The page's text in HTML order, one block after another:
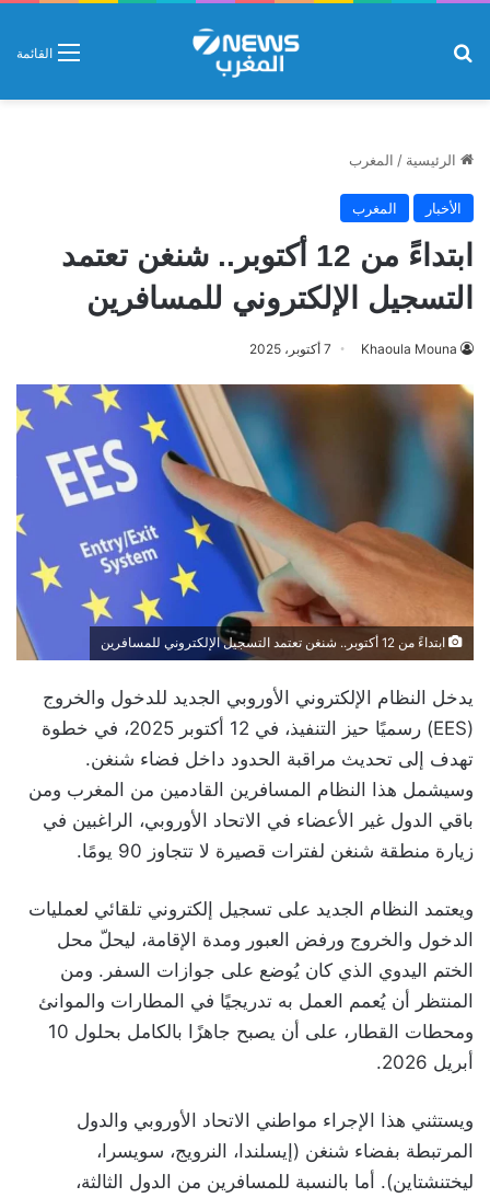
القائمة
الرئيسية / المغرب
الأخبار المغرب
ابتداءً من 12 أكتوبر.. شنغن تعتمد
التسجيل الإلكتروني للمسافرين
Khaoula Mouna 7 أكتوبر، 2025
ابتداءً من 12 أكتوبر.. شنغن تعتمد التسجيل الإلكتروني للمسافرين
يدخل النظام الإلكتروني الأوروبي الجديد للدخول والخروج
(EES) رسميًا حيز التنفيذ، في 12 أكتوبر 2025، في خطوة
تهدف إلى تحديث مراقبة الحدود داخل فضاء شنغن.
وسيشمل هذا النظام المسافرين القادمين من المغرب ومن
باقي الدول غير الأعضاء في الاتحاد الأوروبي، الراغبين في
زيارة منطقة شنغن لفترات قصيرة لا تتجاوز 90 يومًا.
ويعتمد النظام الجديد على تسجيل إلكتروني تلقائي لعمليات
الدخول والخروج ورفض العبور ومدة الإقامة، ليحلّ محل
الختم اليدوي الذي كان يُوضع على جوازات السفر. ومن
المنتظر أن يُعمم العمل به تدريجيًا في المطارات والموانئ
ومحطات القطار، على أن يصبح جاهزًا بالكامل بحلول 10
أبريل 2026.
ويستثني هذا الإجراء مواطني الاتحاد الأوروبي والدول
المرتبطة بفضاء شنغن (إيسلندا، النرويج، سويسرا،
ليختنشتاين). أما بالنسبة للمسافرين من الدول الثالثة،